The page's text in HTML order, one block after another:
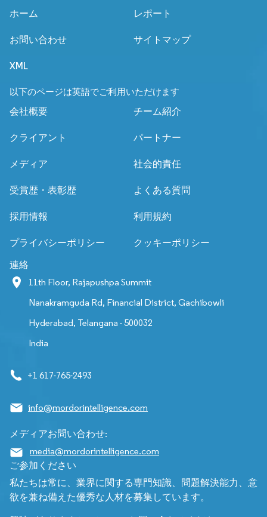
ホーム レポート
お問い合わせ サイトマップ
XML
以下のページは英語でご利用いただけます
会社概要
チーム紹介
クライアント パートナー
メディア 社会的責任
受賞歴・表彰歴 よくある質問
採用情報 利用規約
プライバシーポリシー クッキーポリシー
連絡
11th Floor, Rajapushpa Summit
Nanakramguda Rd, Financial District, Gachibowli
Hyderabad, Telangana - 500032
India
+1 617-765-2493
info@mordorintelligence.com
メディアお問い合わせ:
media@mordorintelligence.com
ご参加ください
私たちは常に、業界に関する専門知識、問題解決能力、意
欲を兼ね備えた優秀な人材を募集しています。